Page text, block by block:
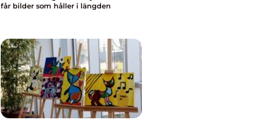
får bilder som håller i längden